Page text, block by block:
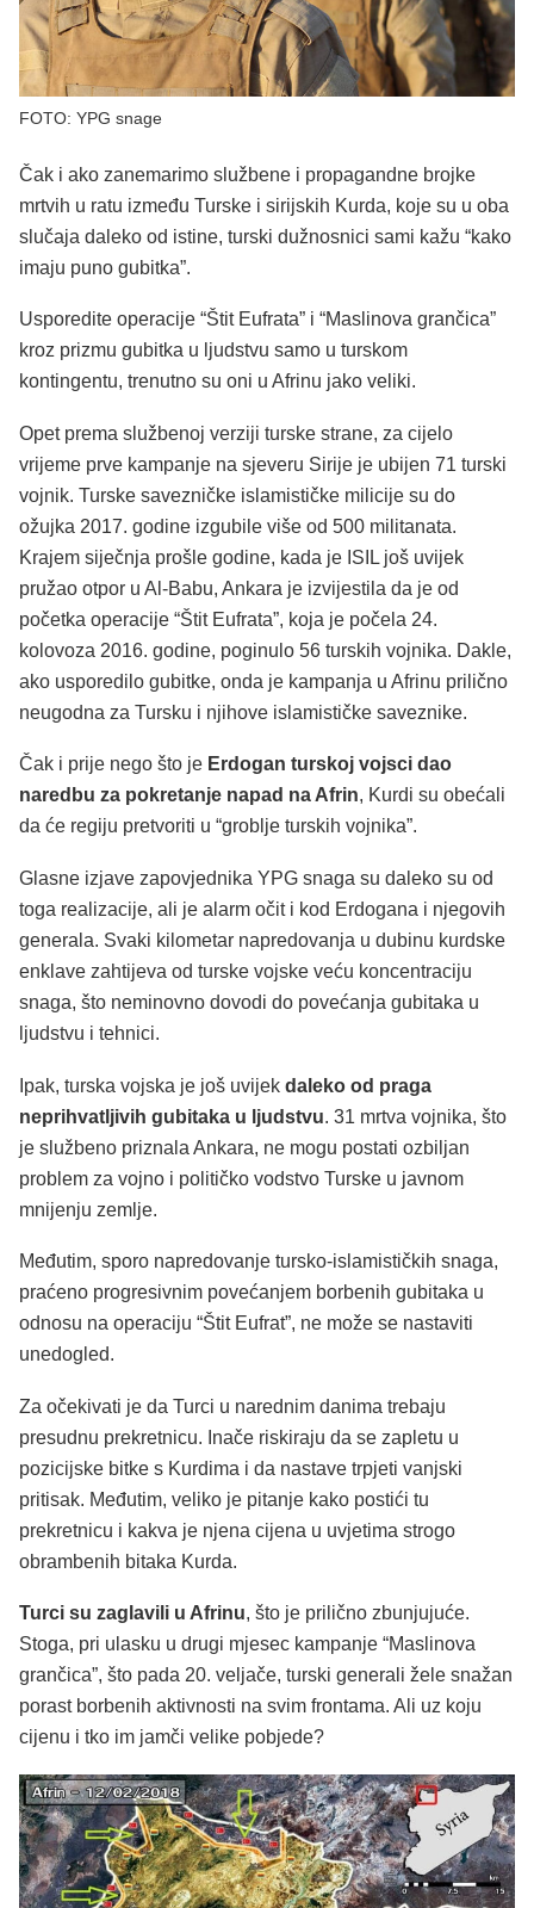
FOTO: YPG snage
Čak i ako zanemarimo službene i propagandne brojke
mrtvih u ratu između Turske i sirijskih Kurda, koje su u oba
slučaja daleko od istine, turski dužnosnici sami kažu “kako
imaju puno gubitka”.
Usporedite operacije “Štit Eufrata” i “Maslinova grančica”
kroz prizmu gubitka u ljudstvu samo u turskom
kontingentu, trenutno su oni u Afrinu jako veliki.
Opet prema službenoj verziji turske strane, za cijelo
vrijeme prve kampanje na sjeveru Sirije je ubijen 71 turski
vojnik. Turske savezničke islamističke milicije su do
ožujka 2017. godine izgubile više od 500 militanata.
Krajem siječnja prošle godine, kada je ISIL još uvijek
pružao otpor u Al-Babu, Ankara je izvijestila da je od
početka operacije “Štit Eufrata”, koja je počela 24.
kolovoza 2016. godine, poginulo 56 turskih vojnika. Dakle,
ako usporedilo gubitke, onda je kampanja u Afrinu prilično
neugodna za Tursku i njihove islamističke saveznike.
Čak i prije nego što je Erdogan turskoj vojsci dao
naredbu za pokretanje napad na Afrin, Kurdi su obećali
da će regiju pretvoriti u “groblje turskih vojnika”.
Glasne izjave zapovjednika YPG snaga su daleko su od
toga realizacije, ali je alarm očit i kod Erdogana i njegovih
generala. Svaki kilometar napredovanja u dubinu kurdske
enklave zahtijeva od turske vojske veću koncentraciju
snaga, što neminovno dovodi do povećanja gubitaka u
ljudstvu i tehnici.
Ipak, turska vojska je još uvijek daleko od praga
neprihvatljivih gubitaka u ljudstvu. 31 mrtva vojnika, što
je službeno priznala Ankara, ne mogu postati ozbiljan
problem za vojno i političko vodstvo Turske u javnom
mnijenju zemlje.
Međutim, sporo napredovanje tursko-islamističkih snaga,
praćeno progresivnim povećanjem borbenih gubitaka u
odnosu na operaciju “Štit Eufrat”, ne može se nastaviti
unedogled.
Za očekivati je da Turci u narednim danima trebaju
presudnu prekretnicu. Inače riskiraju da se zapletu u
pozicijske bitke s Kurdima i da nastave trpjeti vanjski
pritisak. Međutim, veliko je pitanje kako postići tu
prekretnicu i kakva je njena cijena u uvjetima strogo
obrambenih bitaka Kurda.
Turci su zaglavili u Afrinu, što je prilično zbunjujuće.
Stoga, pri ulasku u drugi mjesec kampanje “Maslinova
grančica”, što pada 20. veljače, turski generali žele snažan
porast borbenih aktivnosti na svim frontama. Ali uz koju
cijenu i tko im jamči velike pobjede?